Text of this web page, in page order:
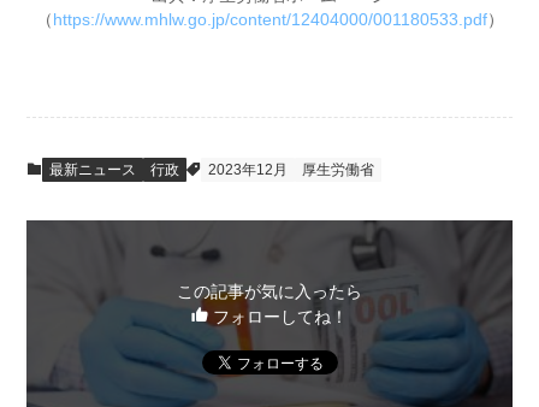
（https://www.mhlw.go.jp/content/12404000/001180533.pdf）
最新ニュース 行政 2023年12月 厚生労働省
この記事が気に入ったら
フォローしてね！